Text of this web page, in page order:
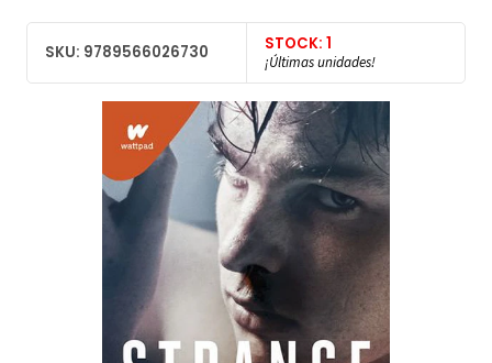
SKU: 9789566026730 STOCK: 1
¡Últimas unidades!